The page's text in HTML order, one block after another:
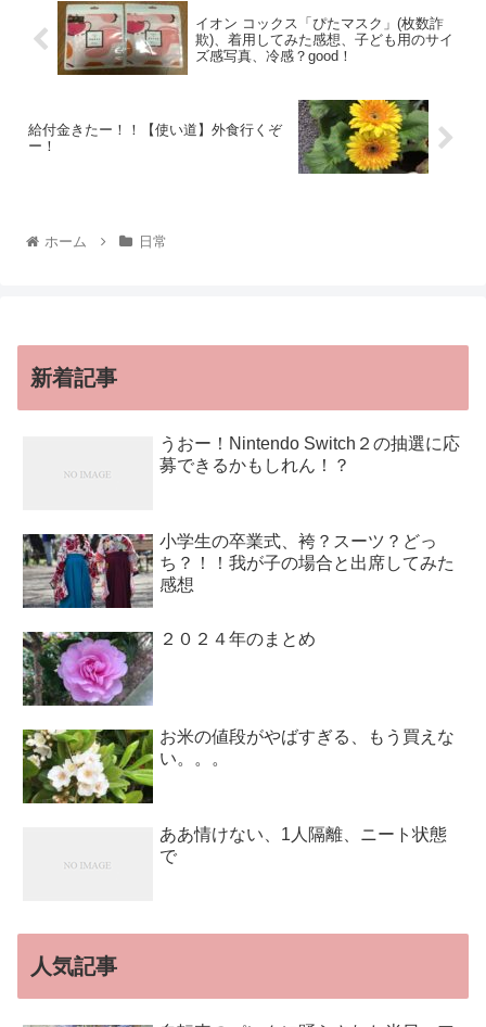
イオン コックス「ぴたマスク」(枚数詐
欺)、着用してみた感想、子ども用のサイ
ズ感写真、冷感？good！
給付金きたー！！【使い道】外食行くぞ
ー！
ホーム 日常
新着記事
うおー！Nintendo Switch２の抽選に応
募できるかもしれん！？
小学生の卒業式、袴？スーツ？どっ
ち？！！我が子の場合と出席してみた
感想
２０２４年のまとめ
お米の値段がやばすぎる、もう買えな
い。。。
ああ情けない、1人隔離、ニート状態
で
人気記事